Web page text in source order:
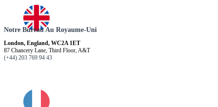
Notre Bureau Au Royaume-Uni
London, England, WC2A 1ET
87 Chancery Lane, Third Floor, A&T
(+44) 203 769 94 43